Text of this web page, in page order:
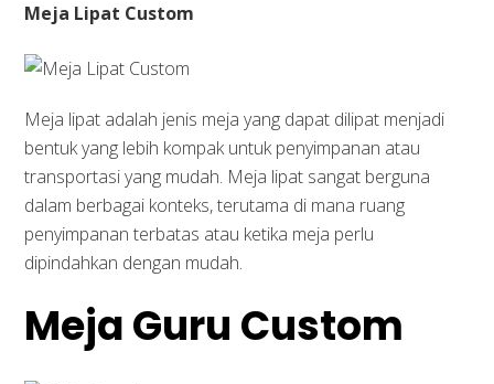
Meja Lipat Custom
Meja lipat adalah jenis meja yang dapat dilipat menjadi
bentuk yang lebih kompak untuk penyimpanan atau
transportasi yang mudah. Meja lipat sangat berguna
dalam berbagai konteks, terutama di mana ruang
penyimpanan terbatas atau ketika meja perlu
dipindahkan dengan mudah.
Meja Guru Custom